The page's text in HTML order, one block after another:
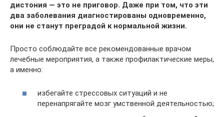
дистония — это не приговор. Даже при том, что эти
два заболевания диагностированы одновременно,
они не станут преградой к нормальной жизни.
Просто соблюдайте все рекомендованные врачом
лечебные мероприятия, а также профилактические меры,
а именно:
избегайте стрессовых ситуаций и не
перенапрягайте мозг умственной деятельностью;